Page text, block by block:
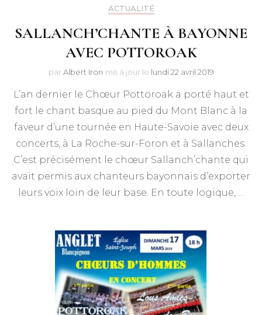
ACTUALITÉ
SALLANCH’CHANTE À BAYONNE
AVEC POTTOROAK
par Albert Iron mis à jour le lundi 22 avril 2019
L’an dernier le Chœur Pottoroak a porté haut et
fort le chant basque au pied du Mont Blanc à la
faveur d’une tournée en Haute-Savoie avec deux
concerts, à La Roche-sur-Foron et à Sallanches.
C’est précisément le chœur Sallanch’chante qui
avait permis aux chanteurs bayonnais d’exporter
leurs voix loin de leur base. En toute logique, …